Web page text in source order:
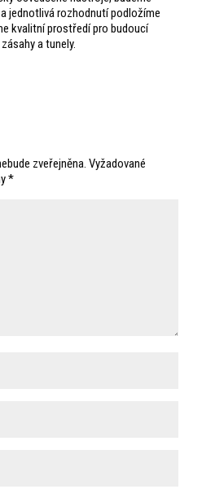
jednotlivá rozhodnutí podložíme
kvalitní prostředí pro budoucí
a tunely.
zveřejněna. Vyžadované
*